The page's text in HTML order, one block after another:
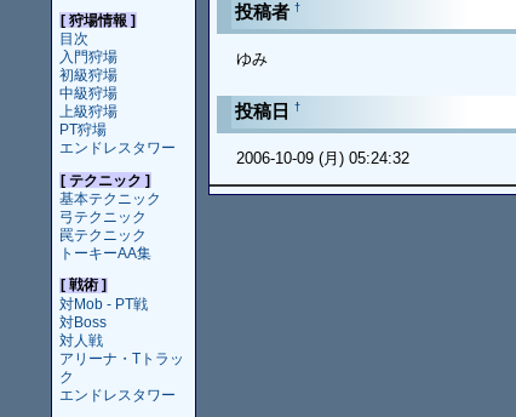
[ 狩場情報 ]
目次
入門狩場
初級狩場
中級狩場
上級狩場
PT狩場
エンドレスタワー
[ テクニック ]
基本テクニック
弓テクニック
罠テクニック
トーキーAA集
[ 戦術 ]
対Mob - PT戦
対Boss
対人戦
アリーナ・Tトラッ
ク
エンドレスタワー
投稿者 †
ゆみ
投稿日 †
2006-10-09 (月) 05:24:32